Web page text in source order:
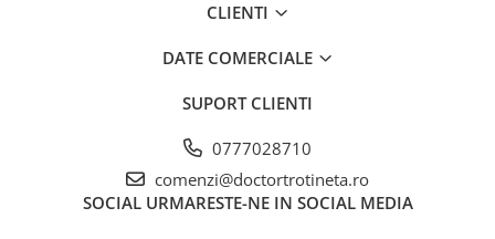
CLIENTI
DATE COMERCIALE
SUPORT CLIENTI
0777028710
comenzi@doctortrotineta.ro
SOCIAL URMARESTE-NE IN SOCIAL MEDIA